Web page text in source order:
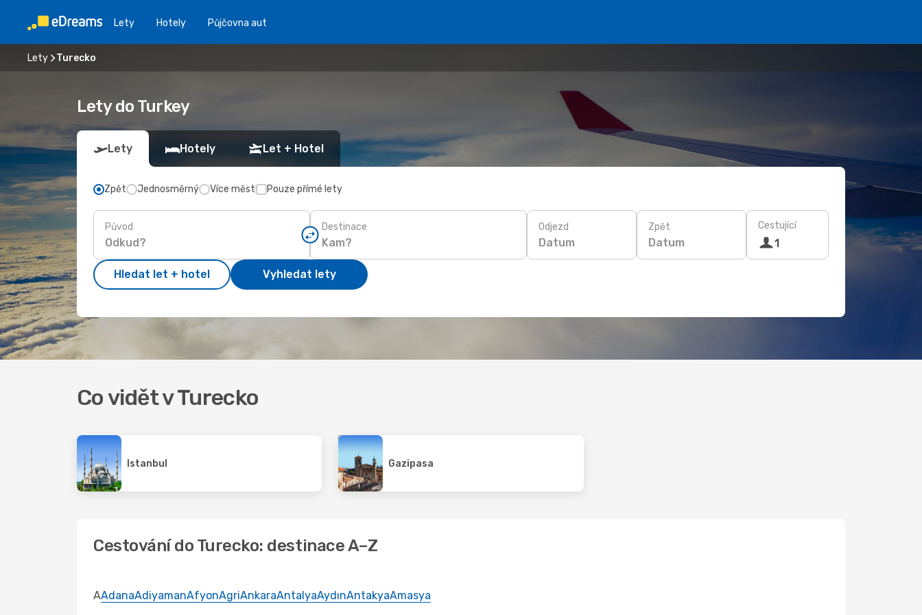
Lety Hotely Půjčovna aut
Lety Turecko
Lety do Turkey
Lety Hotely Let + Hotel
Zpět Jednosměrný Více měst Pouze přímé lety
Původ Destinace Odjezd
Datum
Zpět
Datum
Cestující
1
Hledat let + hotel Vyhledat lety
Co vidět v Turecko
Istanbul Gazipasa
Cestování do Turecko: destinace A–Z
AAdanaAdiyamanAfyonAgriAnkaraAntalyaAydınAntakyaAmasya